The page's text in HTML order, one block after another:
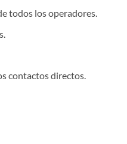
todos los operadores.
contactos directos.